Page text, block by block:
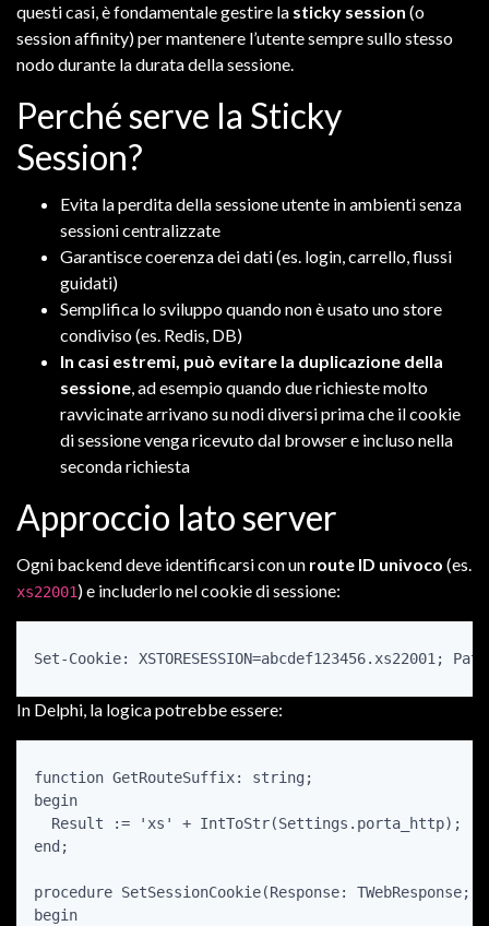
questi casi, è fondamentale gestire la sticky session (o
session affinity) per mantenere l’utente sempre sullo stesso
nodo durante la durata della sessione.
Perché serve la Sticky
Session?
Evita la perdita della sessione utente in ambienti senza
sessioni centralizzate
Garantisce coerenza dei dati (es. login, carrello, flussi
guidati)
Semplifica lo sviluppo quando non è usato uno store
condiviso (es. Redis, DB)
In casi estremi, può evitare la duplicazione della
sessione, ad esempio quando due richieste molto
ravvicinate arrivano su nodi diversi prima che il cookie
di sessione venga ricevuto dal browser e incluso nella
seconda richiesta
Approccio lato server
Ogni backend deve identificarsi con un route ID univoco (es.
xs22001) e includerlo nel cookie di sessione:
Set-Cookie: XSTORESESSION=abcdef123456.xs22001;
In Delphi, la logica potrebbe essere:
function GetRouteSuffix: string;
begin
  Result := 'xs' + IntToStr(Settings.porta_http);
end;
procedure SetSessionCookie(Response:
begin